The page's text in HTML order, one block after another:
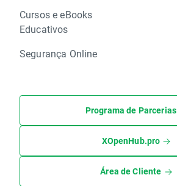
Cursos e eBooks
Educativos
Segurança Online
Programa de Parcerias
XOpenHub.pro
Área de Cliente